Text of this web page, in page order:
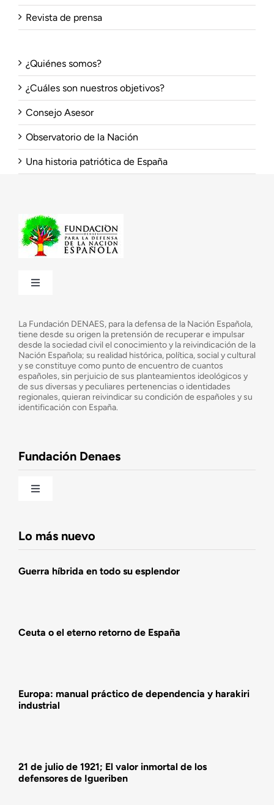
Revista de prensa
¿Quiénes somos?
¿Cuáles son nuestros objetivos?
Consejo Asesor
Observatorio de la Nación
Una historia patriótica de España
Toggle
¿Cuáles son nuestros objetivos?
Consejo Asesor
La Fundación DENAES, para la defensa de la Nación Española,
tiene desde su origen la pretensión de recuperar e impulsar
desde la sociedad civil el conocimiento y la reivindicación de la
Nación Española; su realidad histórica, política, social y cultural
y se constituye como punto de encuentro de cuantos
españoles, sin perjuicio de sus planteamientos ideológicos y
de sus diversas y peculiares pertenencias o identidades
regionales, quieran reivindicar su condición de españoles y su
identificación con España.
Fundación Denaes
Toggle
Lo más nuevo
Guerra híbrida en todo su esplendor
Ceuta o el eterno retorno de España
Europa: manual práctico de dependencia y harakiri
industrial
21 de julio de 1921; El valor inmortal de los
defensores de Igueriben